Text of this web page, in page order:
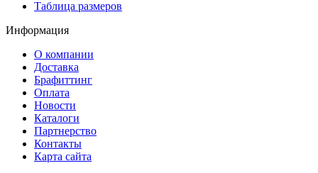
Таблица размеров
Информация
О компании
Доставка
Брафиттинг
Оплата
Новости
Каталоги
Партнерство
Контакты
Карта сайта